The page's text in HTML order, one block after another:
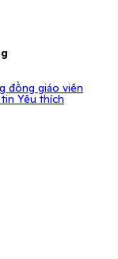
đồng giáo viên
Yêu thích